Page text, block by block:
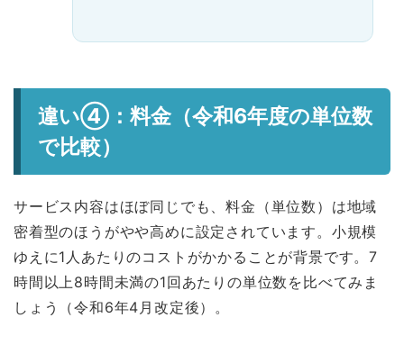
違い④：料金（令和6年度の単位数
で比較）
サービス内容はほぼ同じでも、料金（単位数）は地域
密着型のほうがやや高めに設定されています。小規模
ゆえに1人あたりのコストがかかることが背景です。7
時間以上8時間未満の1回あたりの単位数を比べてみま
しょう（令和6年4月改定後）。